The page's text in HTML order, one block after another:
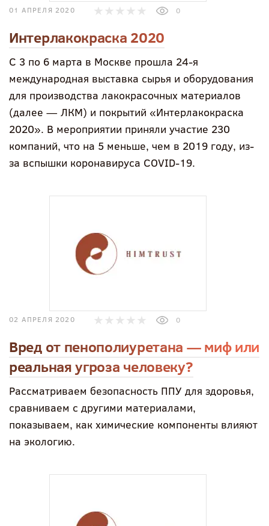
01 АПРЕЛЯ 2020 0
Интерлакокраска 2020
С 3 по 6 марта в Москве прошла 24-я
международная выставка сырья и оборудования
для производства лакокрасочных материалов
(далее — ЛКМ) и покрытий «Интерлакокраска
2020». В мероприятии приняли участие 230
компаний, что на 5 меньше, чем в 2019 году, из-
за вспышки коронавируса COVID-19.
02 АПРЕЛЯ 2020 0
Вред от пенополиуретана — миф или
реальная угроза человеку?
Рассматриваем безопасность ППУ для здоровья,
сравниваем с другими материалами,
показываем, как химические компоненты влияют
на экологию.